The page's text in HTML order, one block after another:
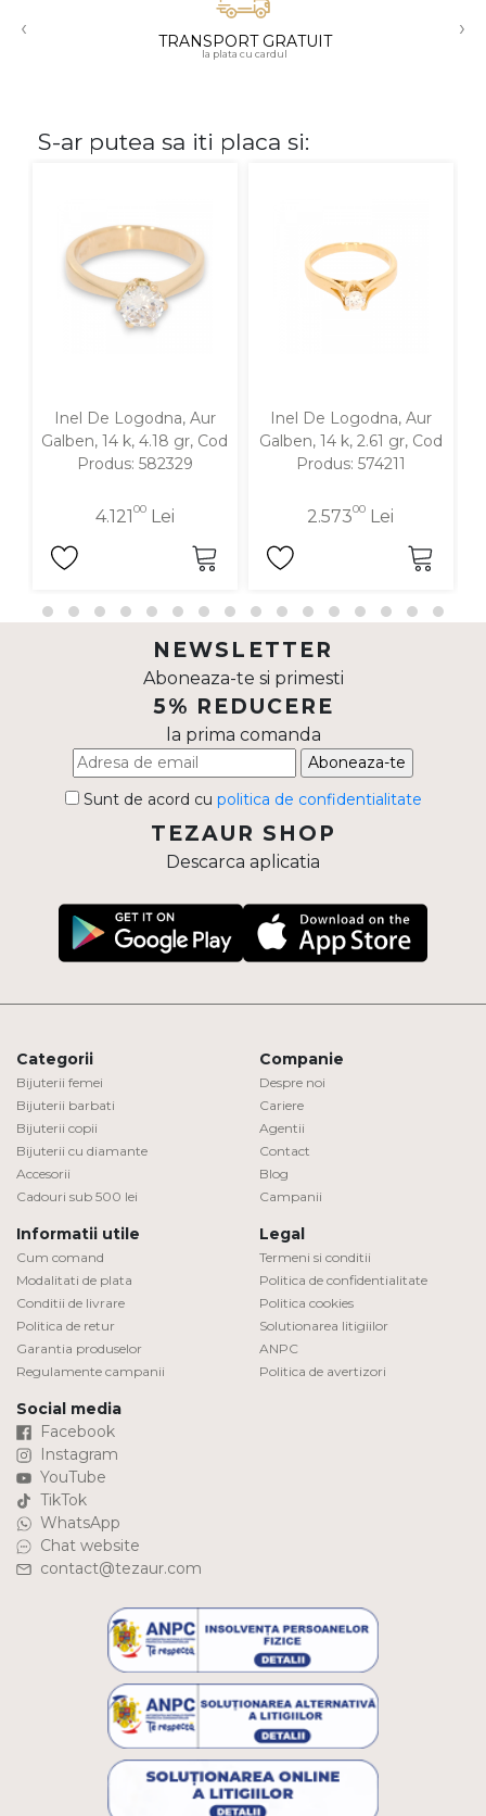
18K
Diamante
‹ TRANSPORT GRATUIT
la plata cu cardul
›
S-ar putea sa iti placa si:
Inel De Logodna, Aur
Galben, 14 k, 4.18 gr, Cod
Produs: 582329
4.12100Lei
Inel De Logodna, Aur
Galben, 14 k, 2.61 gr, Cod
Produs: 574211
2.57300 Lei
NEWSLETTER
Aboneaza-te si primesti
5% REDUCERE
la prima comanda
Aboneaza-te
Sunt de acord cu politica de confidentialitate
TEZAUR SHOP
Descarca aplicatia
Categorii
Bijuterii femei
Bijuterii barbati
Bijuterii copii
Bijuterii cu diamante
Accesorii
Cadouri sub 500 lei
Companie
Despre noi
Cariere
Agentii
Contact
Blog
Campanii
Informatii utile
Cum comand
Modalitati de plata
Conditii de livrare
Politica de retur
Garantia produselor
Regulamente campanii
Legal
Termeni si conditii
Politica de confidentialitate
Politica cookies
Solutionarea litigiilor
ANPC
Politica de avertizori
Social media
Facebook
Instagram
YouTube
TikTok
WhatsApp
Chat website
contact@tezaur.com